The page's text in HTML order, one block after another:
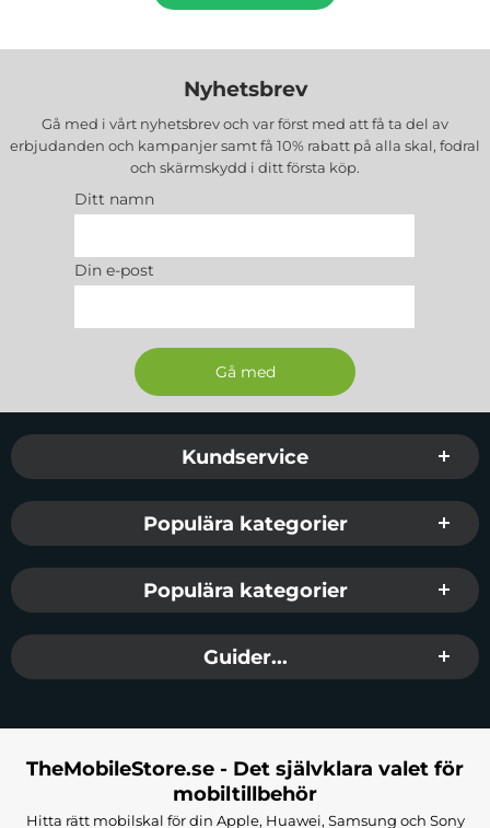
Nyhetsbrev
Gå med i vårt nyhetsbrev och var först med att få ta del av
erbjudanden och kampanjer samt få 10% rabatt på alla skal, fodral
och skärmskydd i ditt första köp.
Ditt namn
Din e-post
Sidfot Blandad info och länkar
Kundservice
Populära kategorier
Populära kategorier
Guider...
TheMobileStore.se - Det självklara valet för
mobiltillbehör
Hitta rätt mobilskal för din Apple, Huawei, Samsung och Sony